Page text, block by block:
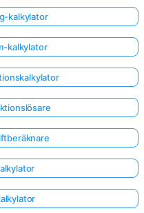
kalkylator
kalkylator